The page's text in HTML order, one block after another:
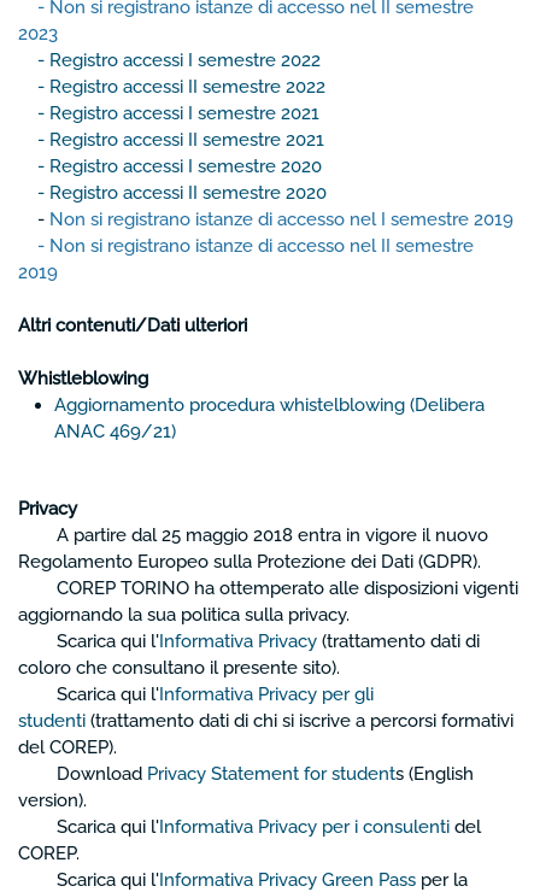
- Non si registrano istanze di accesso nel II semestre
2023
- Registro accessi I semestre 2022
- Registro accessi II semestre 2022
- Registro accessi I semestre 2021
- Registro accessi II semestre 2021
- Registro accessi I semestre 2020
- Registro accessi II semestre 2020
- Non si registrano istanze di accesso nel I semestre 2019
- Non si registrano istanze di accesso nel II semestre
2019
Altri contenuti/Dati ulteriori
Whistleblowing
Aggiornamento procedura whistelblowing (Delibera
ANAC 469/21)
Privacy
A partire dal 25 maggio 2018 entra in vigore il nuovo
Regolamento Europeo sulla Protezione dei Dati (GDPR).
COREP TORINO ha ottemperato alle disposizioni vigenti
aggiornando la sua politica sulla privacy.
Scarica qui l'Informativa Privacy (trattamento dati di
coloro che consultano il presente sito).
Scarica qui l'Informativa Privacy per gli
studenti (trattamento dati di chi si iscrive a percorsi formativi
del COREP).
Download Privacy Statement for students (English
version).
Scarica qui l'Informativa Privacy per i consulenti del
COREP.
Scarica qui l'Informativa Privacy Green Pass per la